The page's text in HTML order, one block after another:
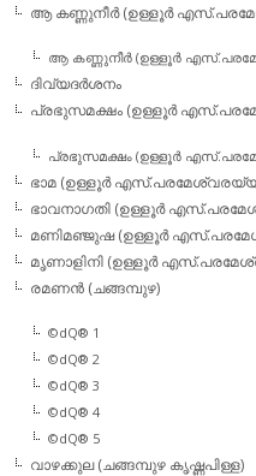
ആ കണ്ണുനീര്‍ (ഉള്ളൂര്‍
ആ കണ്ണുനീര്‍ (ഉള്ളൂര്‍
ദിവ്യദര്‍ശനം
പ്രഭുസമക്ഷം (ഉള്ളൂര്‍
പ്രഭുസമക്ഷം (ഉള്ളൂര്‍
ഭാമ (ഉള്ളൂര്‍
ഭാവനാഗതി (ഉള്ളൂര്‍
മണിമഞ്ജുഷ (ഉള്ളൂര്‍
മൃണാളിനി (ഉള്ളൂര്‍
രമണന്‍ (ചങ്ങമ്പുഴ)
©dQ® 1
©dQ® 2
©dQ® 3
©dQ® 4
©dQ® 5
വാഴക്കുല (ചങ്ങമ്പുഴ കൃഷ്ണപിള്ള)